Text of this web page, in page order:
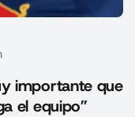
importante que
el equipo”